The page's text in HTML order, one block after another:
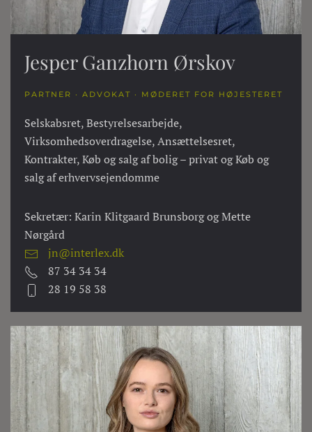
Jesper Ganzhorn Ørskov
PARTNER · ADVOKAT · MØDERET FOR HØJESTERET
Selskabsret, Bestyrelsesarbejde,
Virksomhedsoverdragelse, Ansættelsesret,
Kontrakter, Køb og salg af bolig – privat og Køb og
salg af erhvervsejendomme
Sekretær: Karin Klitgaard Brunsborg og Mette
Nørgård
jn@interlex.dk
87 34 34 34
28 19 58 38